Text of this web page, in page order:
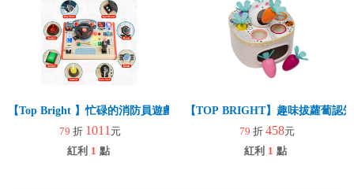
【Top Bright 】忙碌的消防員遊戲組(認知啟蒙/手眼協調/感統/禮物/角
79 折 1011 元
紅利 1 點
【TOP BRIGHT】趣味拔蘿蔔認
79 折 458元
紅利 1 點